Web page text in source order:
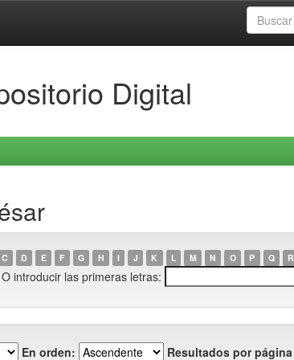
Digital
C D E F G H I J K L M N O P Q R
O introducir las primeras letras:
En orden: Resultados por página